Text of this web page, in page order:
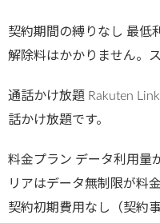
契約期間の縛りなし 最低
解除料はかかりません。
通話かけ放題 Rakuten
話かけ放題です。
料金プラン データ利用量
リアはデータ無制限が料
契約初期費用なし（契約